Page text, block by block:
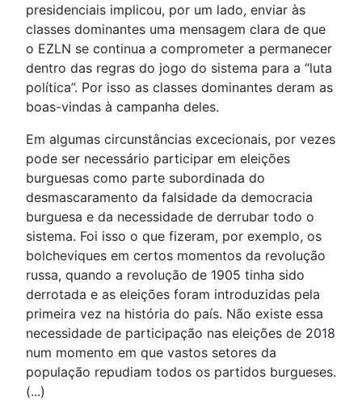
presidenciais implicou, por um lado, enviar às
classes dominantes uma mensagem clara de que
o EZLN se continua a comprometer a permanecer
dentro das regras do jogo do sistema para a “luta
política”. Por isso as classes dominantes deram as
boas-vindas à campanha deles.
Em algumas circunstâncias excecionais, por vezes
pode ser necessário participar em eleições
burguesas como parte subordinada do
desmascaramento da falsidade da democracia
burguesa e da necessidade de derrubar todo o
sistema. Foi isso o que fizeram, por exemplo, os
bolcheviques em certos momentos da revolução
russa, quando a revolução de 1905 tinha sido
derrotada e as eleições foram introduzidas pela
primeira vez na história do país. Não existe essa
necessidade de participação nas eleições de 2018
num momento em que vastos setores da
população repudiam todos os partidos burgueses.
(...)